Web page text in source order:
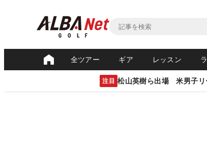
全ツアー ギア レッスン
注目 松山英樹ら出場 米男子リ